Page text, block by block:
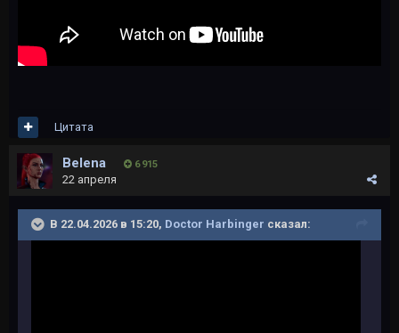
Цитата
Belena 6 915
22 апреля
В 22.04.2026 в 15:20, Doctor Harbinger сказал: